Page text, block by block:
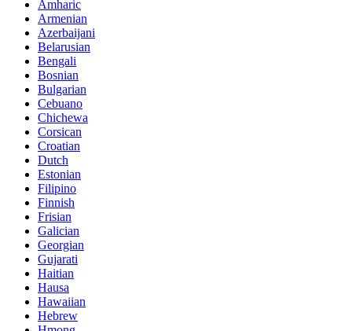
Amharic
Armenian
Azerbaijani
Belarusian
Bengali
Bosnian
Bulgarian
Cebuano
Chichewa
Corsican
Croatian
Dutch
Estonian
Filipino
Finnish
Frisian
Galician
Georgian
Gujarati
Haitian
Hausa
Hawaiian
Hebrew